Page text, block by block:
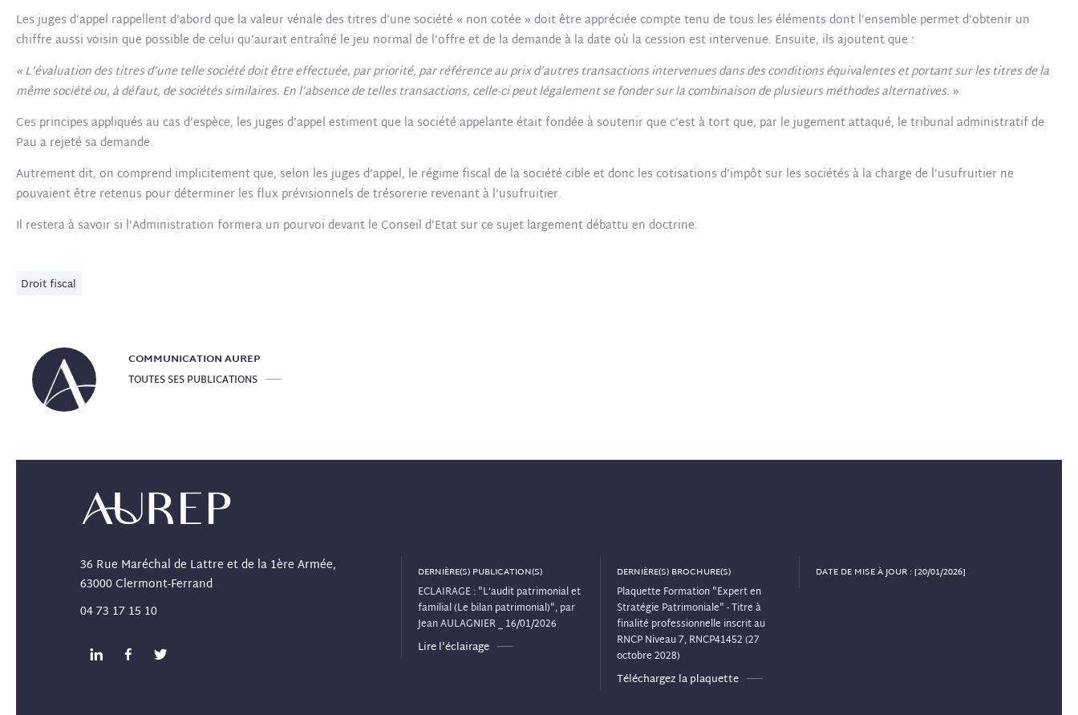
Les juges d’appel rappellent d’abord que la valeur vénale des titres d’une société « non cotée » doit être appréciée compte tenu de tous les éléments dont l’ensemble permet d’obtenir un
chiffre aussi voisin que possible de celui qu’aurait entraîné le jeu normal de l’offre et de la demande à la date où la cession est intervenue. Ensuite, ils ajoutent que :
« L’évaluation des titres d’une telle société doit être effectuée, par priorité, par référence au prix d’autres transactions intervenues dans des conditions équivalentes et portant sur les titres de la
même société ou, à défaut, de sociétés similaires. En l’absence de telles transactions, celle-ci peut légalement se fonder sur la combinaison de plusieurs méthodes alternatives. »
Ces principes appliqués au cas d’espèce, les juges d’appel estiment que la société appelante était fondée à soutenir que c’est à tort que, par le jugement attaqué, le tribunal administratif de
Pau a rejeté sa demande.
Autrement dit, on comprend implicitement que, selon les juges d’appel, le régime fiscal de la société cible et donc les cotisations d’impôt sur les sociétés à la charge de l’usufruitier ne
pouvaient être retenus pour déterminer les flux prévisionnels de trésorerie revenant à l’usufruitier.
Il restera à savoir si l’Administration formera un pourvoi devant le Conseil d’Etat sur ce sujet largement débattu en doctrine.
Droit fiscal
COMMUNICATIONAUREP
TOUTES SES PUBLICATIONS
36 Rue Maréchal de Lattre et de la 1ère Armée,
63000 Clermont-Ferrand
04 73 17 15 10
DERNIÈRE(S) PUBLICATION(S)
ECLAIRAGE : "L’audit patrimonial et
familial (Le bilan patrimonial)", par
Jean AULAGNIER _ 16/01/2026
Lire l'éclairage
DERNIÈRE(S) BROCHURE(S)
Plaquette Formation "Expert en
Stratégie Patrimoniale" - Titre à
finalité professionnelle inscrit au
RNCP Niveau 7, RNCP41452 (27
octobre 2028)
Téléchargez la plaquette
DATE DE MISE À JOUR : [20/01/2026]